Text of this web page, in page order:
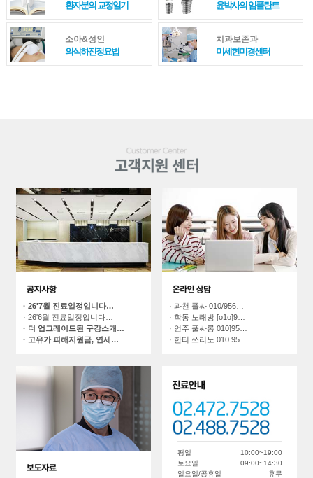
환자분의 교정일기 윤박사의 임플란트
소아&성인
의식하진정요법
치과보존과
미세현미경센터
· 26'7월 진료일정입니다…
· 26'6월 진료일정입니다…
· 더 업그레이드된 구강스캐…
· 고유가 피해지원금, 연세…
· 과천 풀싸 010/956…
· 학동 노래방 [o1o]9…
· 언주 풀싸롱 010]95…
· 한티 쓰리노 010 95…
평일
토요일
일요일/공휴일
10:00~19:00
09:00~14:30
휴무